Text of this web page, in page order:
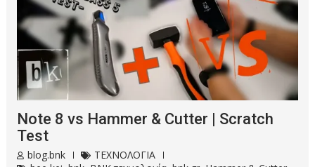
Magnificent Acropolis by night –
Μαγευτική Ακρόπολη το βράδυ
blog.bnk
ΤΑΞΙΔΙΑ
bee kei
Αττική,βλογ.βνκ ,βνκ,Ταξίδια